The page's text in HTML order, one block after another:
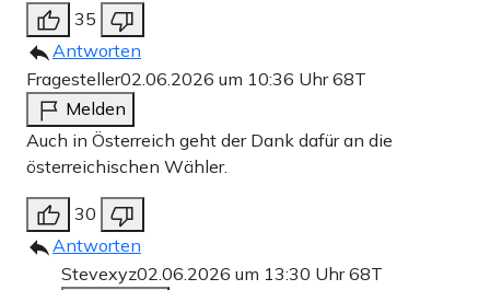
35
Antworten
Fragesteller02.06.2026 um 10:36 Uhr68T
Melden
Auch in Österreich geht der Dank dafür an die
österreichischen Wähler.
30
Antworten
Stevexyz02.06.2026 um 13:30 Uhr68T